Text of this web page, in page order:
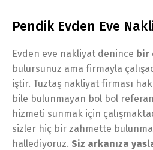
Pendik Evden Eve
Evden eve nakliyat denince bir
bulursunuz ama firmayla
iştir. Tuztaş nakliyat firması
bile bulunmayan bol bol
hizmeti sunmak için
sizler hiç bir zahmette
hallediyoruz. Siz arkanıza